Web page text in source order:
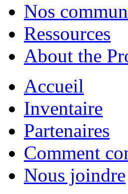
Nos
Ressources
About the
Accueil
Inventaire
Partenaires
Comment
Nous joindre